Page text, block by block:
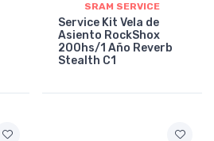
SRAM SERVICE
Service Kit Vela de
Asiento RockShox
200hs/1 Año Reverb
Stealth C1